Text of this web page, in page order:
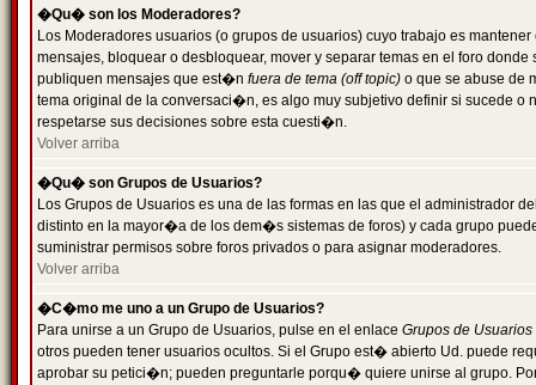
�Qu� son los Moderadores?
Los Moderadores usuarios (o grupos de usuarios) cuyo trabajo es
mensajes, bloquear o desbloquear, mover y separar temas en el foro
publiquen mensajes que est�n fuera de tema (off topic) o que se abuse de
tema original de la conversaci�n, es algo muy subjetivo definir si sucede
respetarse sus decisiones sobre esta cuesti�n.
Volver arriba
�Qu� son Grupos de Usuarios?
Los Grupos de Usuarios es una de las formas en las que el administrador
distinto en la mayor�a de los dem�s sistemas de foros) y cada grupo
suministrar permisos sobre foros privados o para asignar moderadores.
Volver arriba
�C�mo me uno a un Grupo de Usuarios?
Para unirse a un Grupo de Usuarios, pulse en el enlace Grupos de Usuarios
otros pueden tener usuarios ocultos. Si el Grupo est� abierto Ud. puede
aprobar su petici�n; pueden preguntarle porqu� quiere unirse al grupo.